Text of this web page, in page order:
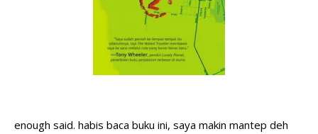
enough said. habis baca buku ini, saya makin mantep deh